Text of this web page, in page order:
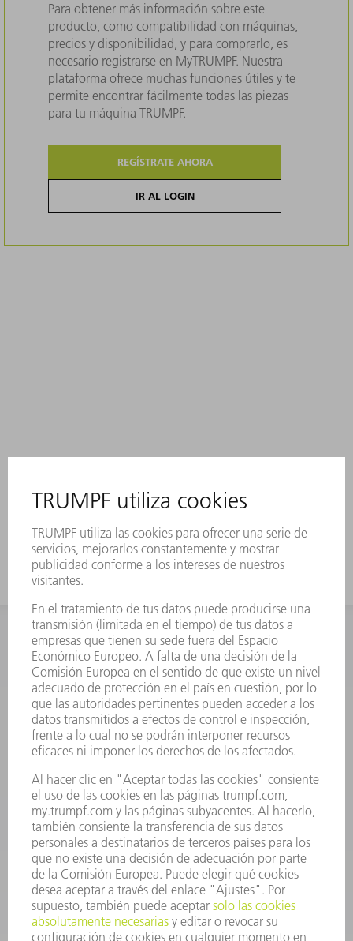
Para obtener más información sobre este
producto, como compatibilidad con máquinas,
precios y disponibilidad, y para comprarlo, es
necesario registrarse en MyTRUMPF. Nuestra
plataforma ofrece muchas funciones útiles y te
permite encontrar fácilmente todas las piezas
para tu máquina TRUMPF.
REGÍSTRATE AHORA
IR AL LOGIN
INFORMACIÓN
Preguntas más frecuentes
Condiciones generales de venta
CONTACTO
Departamento de Repuestos
+34 91 657 36 70
Viernes de 8h – 17h
repuestos@es.trumpf.com
CONTACTO
Departamento de Utillaje
+34 91 657 36 69
Lunes a Jueves de 8h – 18h
Viernes de 8h – 17h
utillaje@trumpf.com